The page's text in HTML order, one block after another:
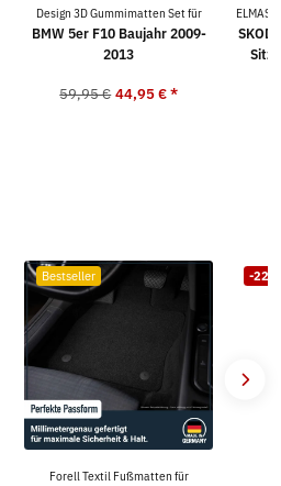
Design 3D Gummimatten Set für
BMW 5er F10 Baujahr 2009-
2013
59,95 € 44,95 €*
Bestseller
Forell Textil Fußmatten für
-22%